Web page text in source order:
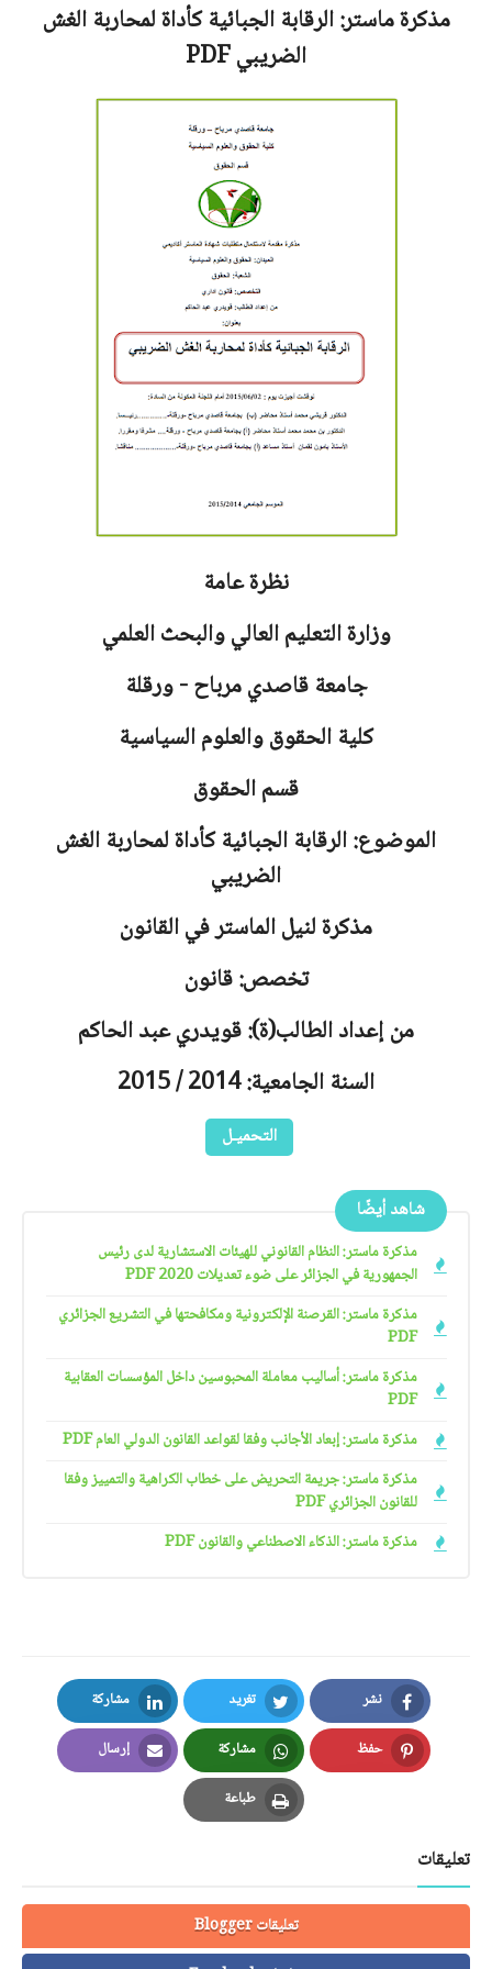
مذكرة ماستر:الرقابة الجبائية كأداة لمحاربة الغش
الضريبيPDF
نظرة عامة
وزارة التعليم العالي والبحث العلمي
جامعةقاصدي مرباح - ورقلة
كلية الحقوق والعلوم السياسية
قسم الحقوق
الموضوع: الرقابة الجبائية كأداة لمحاربة الغش
الضريبي
مذكرة لنيل الماستر في القانون
تخصص: قانون
من إعداد الطالب(ة): قويدري عبد الحاكم
السنة الجامعية: 2014 / 2015
التحميـل
شاهد أيضًا
مذكرة ماستر: النظام القانوني للهيئات الاستشارية لدى رئيس
الجمهورية في الجزائر على ضوء تعديلات 2020 PDF
مذكرة ماستر: القرصنة الإلكترونية ومكافحتها في التشريع الجزائري
PDF
مذكرة ماستر: أساليب معاملة المحبوسين داخل المؤسسات العقابية
PDF
مذكرة ماستر: إبعاد الأجانب وفقا لقواعد القانون الدولي العام PDF
مذكرة ماستر: جريمة التحريض على خطاب الكراهية والتمييز وفقا
للقانون الجزائري PDF
مذكرة ماستر: الذكاء الاصطناعي والقانون PDF
نشر
Facebook
تغريد
Twitter
مشاركة
LinkedIn
حفظ
Pinterest
مشاركة
Whatsapp
إرسال
Email
طباعة
Print
تعليقات
تعليقات Blogger